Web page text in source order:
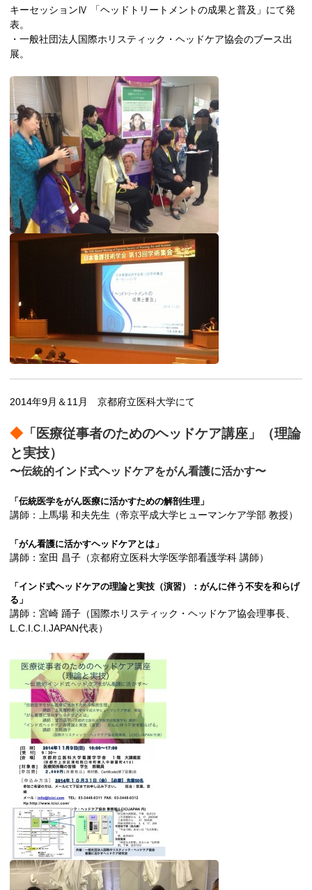
キーセッションⅣ 「ヘッドトリートメントの成果と普及」にて発
表。
・一般社団法人国際ホリスティック・ヘッドケア協会のブース出
展。
2014年9月＆11月 京都府立医科大学にて
◆ 「医療従事者のためのヘッドケア講座」（理論
と実技）
〜伝統的インド式ヘッドケアをがん看護に活かす〜
「伝統医学をがん医療に活かすための解剖生理」
講師：上馬場 和夫先生（帝京平成大学ヒューマンケア学部 教授）
「がん看護に活かすヘッドケアとは」
講師：室田 昌子（京都府立医科大学医学部看護学科 講師）
「インド式ヘッドケアの理論と実技（演習）：がんに伴う不安を和らげ
る」
講師：宮崎 踊子（国際ホリスティック・ヘッドケア協会理事長、
L.C.I.C.I.JAPAN代表）